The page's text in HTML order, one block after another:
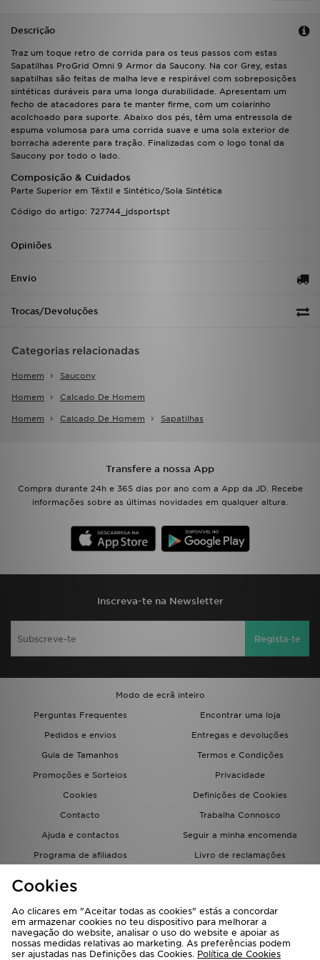
Descrição
Traz um toque retro de corrida para os teus passos com estas
Sapatilhas ProGrid Omni 9 Armor da Saucony. Na cor Grey, estas
sapatilhas são feitas de malha leve e respirável com sobreposições
sintéticas duráveis para uma longa durabilidade. Apresentam um
fecho de atacadores para te manter firme, com um colarinho
acolchoado para suporte. Abaixo dos pés, têm uma entressola de
espuma volumosa para uma corrida suave e uma sola exterior de
borracha aderente para tração. Finalizadas com o logo tonal da
Saucony por todo o lado.
Composição & Cuidados
Parte Superior em Têxtil e Sintético/Sola Sintética
Código do artigo: 727744_jdsportspt
Opiniões
Envio
Trocas/Devoluções
Categorias relacionadas
Homem Saucony
Homem Calcado De Homem
Homem Calcado De Homem Sapatilhas
Transfere a nossa App
Compra durante 24h e 365 dias por ano com a App da JD. Recebe
informações sobre as últimas novidades em qualquer altura.
Inscreva-te na Newsletter
Regista-te
Modo de ecrã inteiro
Perguntas Frequentes
Encontrar uma loja
Pedidos e envios
Entregas e devoluções
Guia de Tamanhos
Termos e Condições
Promoções e Sorteios
Privacidade
Cookies
Definições de Cookies
Contacto
Trabalha Connosco
Ajuda e contactos
Seguir a minha encomenda
Programa de afiliados
Livro de reclamações
Cookies
Ao clicares em "Aceitar todas as cookies" estás a concordar
em armazenar cookies no teu dispositivo para melhorar a
navegação do website, analisar o uso do website e apoiar as
nossas medidas relativas ao marketing. As preferências podem
ser ajustadas nas Definições das Cookies. Política de Cookies